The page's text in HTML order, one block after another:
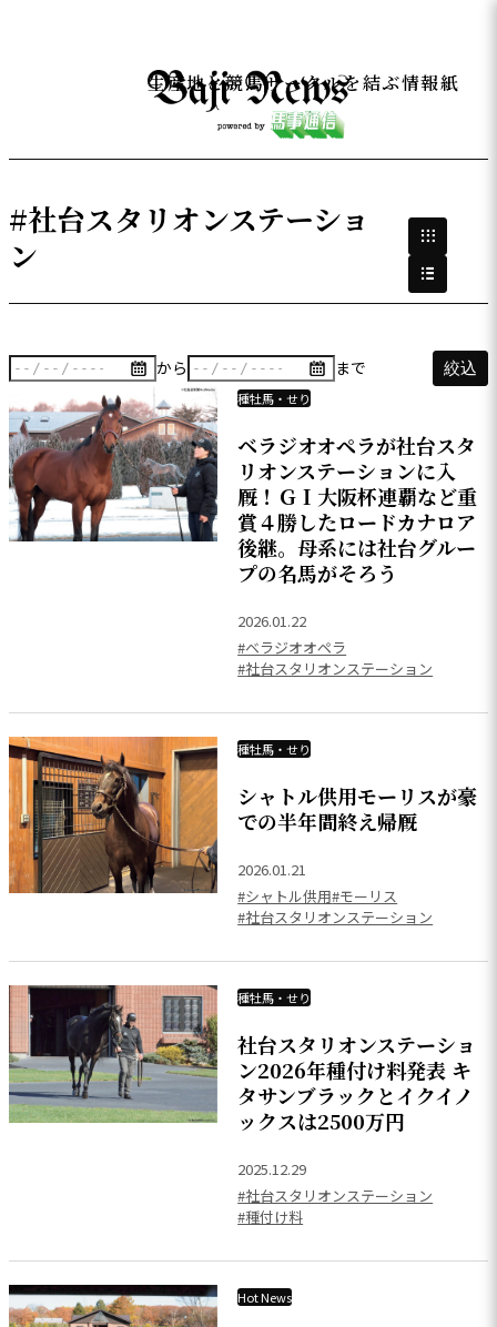
生産地と競馬サークルを結ぶ情報紙
#社台スタリオンステーショ
ン
から まで 絞込
種牡馬・せり
ベラジオオペラが社台スタ
リオンステーションに入
厩！ＧＩ大阪杯連覇など重
賞４勝したロードカナロア
後継。母系には社台グルー
プの名馬がそろう
2026.01.22
#ベラジオオペラ
#社台スタリオンステーション
種牡馬・せり
シャトル供用モーリスが豪
での半年間終え帰厩
2026.01.21
#シャトル供用#モーリス
#社台スタリオンステーション
種牡馬・せり
社台スタリオンステーショ
ン2026年種付け料発表 キ
タサンブラックとイクイノ
ックスは2500万円
2025.12.29
#社台スタリオンステーション
#種付け料
Hot News